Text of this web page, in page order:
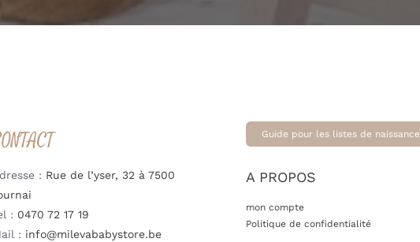
: Rue de l’yser, 32 à 7500
: 0470 72 17 19
: info@milevababystore.be
Guide pour les listes de naissance
A PROPOS
mon compte
Politique de confidentialité